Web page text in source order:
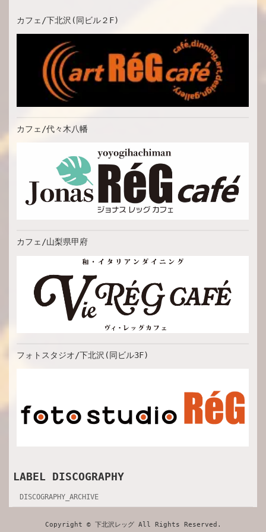
カフェ/下北沢(同ビル２F)
カフェ/代々木八幡
カフェ/山梨県甲府
フォトスタジオ/下北沢(同ビル3F)
LABEL DISCOGRAPHY
DISCOGRAPHY_ARCHIVE
Copyright © 下北沢レッグ All Rights Reserved.